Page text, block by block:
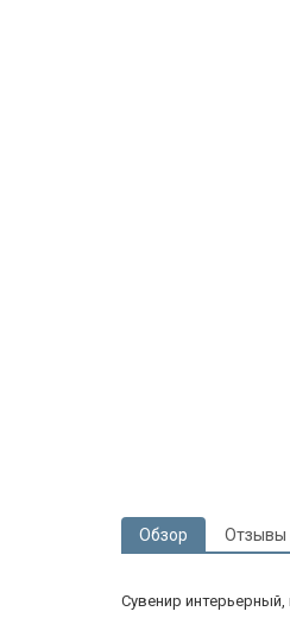
Обзор Отзывы
Сувенир интерьерный,